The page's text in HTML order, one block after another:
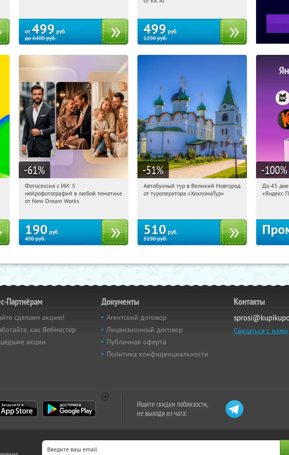
от 499 руб.
до6400руб.
499 руб.
1290руб.
-61%
21:05:26
Россия
Фотосессия с ИИ: 5
нейрофотографий в любой тематике
от New Dream Works
190 руб.
490руб.
-51%
21:05:26 Купили:2
Автобусный тур в Великий Новгород
от туроператора «ХохломаТур»
510 руб.
5190руб.
-100%
До 45
«Яндекс
Партнёрам
сделаем акцию!
как Вебмастер
акции
Документы
Агентский договор
Лицензионный договор
Публичная оферта
Политика конфиденциальности
Контакты
Связаться с нами
Ищите скидки поблизости,
не выходя из чата: